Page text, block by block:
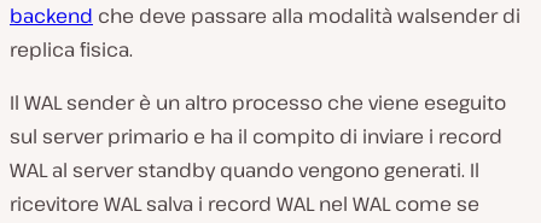
backend che deve passare alla modalità walsender di
replica fisica.
Il WAL sender è un altro processo che viene eseguito
sul server primario e ha il compito di inviare i record
WAL al server standby quando vengono generati. Il
ricevitore WAL salva i record WAL nel WAL come se